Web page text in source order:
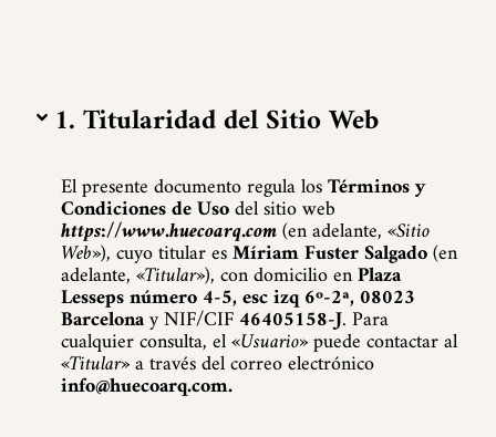
1. Titularidad del Sitio Web
El presente documento regula losTérminos y
Condiciones de Usodel sitio web
https://www.huecoarq.com(en adelante,«Sitio
Web»), cuyo titular esMíriam Fuster Salgado(en
adelante,«Titular»), con domicilio enPlaza
Lesseps número 4-5, esc izq 6º-2ª, 08023
Barcelonay NIF/CIF46405158-J.Para
cualquier consulta, el«Usuario»puede contactar al
«Titular»a través del correo electrónico
info@huecoarq.com.